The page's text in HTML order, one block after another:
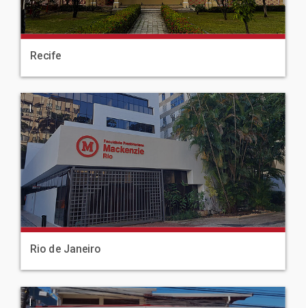
Recife
|
Rio de Janeiro
|